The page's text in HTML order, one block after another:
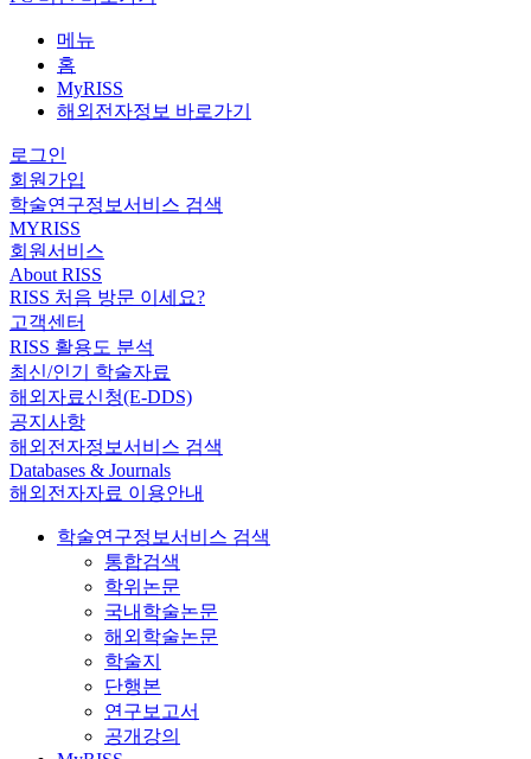
메뉴
홈
MyRISS
해외전자정보 바로가기
로그인
회원가입
학술연구정보서비스 검색
MYRISS
회원서비스
About RISS
RISS 처음 방문 이세요?
고객센터
RISS 활용도 분석
최신/인기 학술자료
해외자료신청(E-DDS)
공지사항
해외전자정보서비스 검색
Databases & Journals
해외전자자료 이용안내
학술연구정보서비스 검색
통합검색
학위논문
국내학술논문
해외학술논문
학술지
단행본
연구보고서
공개강의